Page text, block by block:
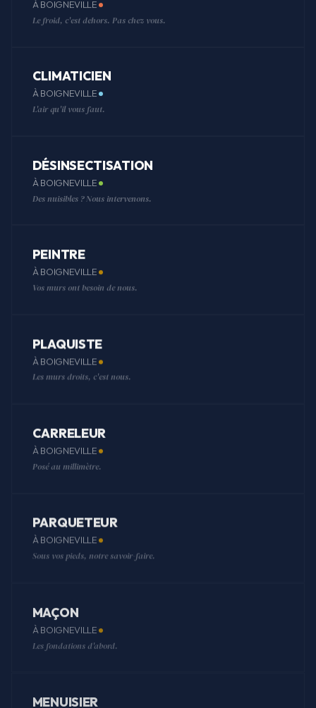
À BOIGNEVILLE
Le froid, c'est dehors. Pas chez vous.
CLIMATICIEN
À BOIGNEVILLE
L'air qu'il vous faut.
DÉSINSECTISATION
À BOIGNEVILLE
Des nuisibles ? Nous intervenons.
PEINTRE
À BOIGNEVILLE
Vos murs ont besoin de nous.
PLAQUISTE
À BOIGNEVILLE
Les murs droits, c'est nous.
CARRELEUR
À BOIGNEVILLE
Posé au millimètre.
PARQUETEUR
À BOIGNEVILLE
Sous vos pieds, notre savoir-faire.
MAÇON
À BOIGNEVILLE
Les fondations d'abord.
MENUISIER